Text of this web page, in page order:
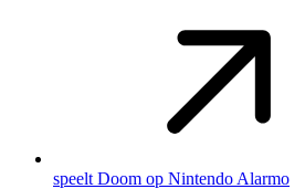
speelt Doom op Nintendo Alarmo